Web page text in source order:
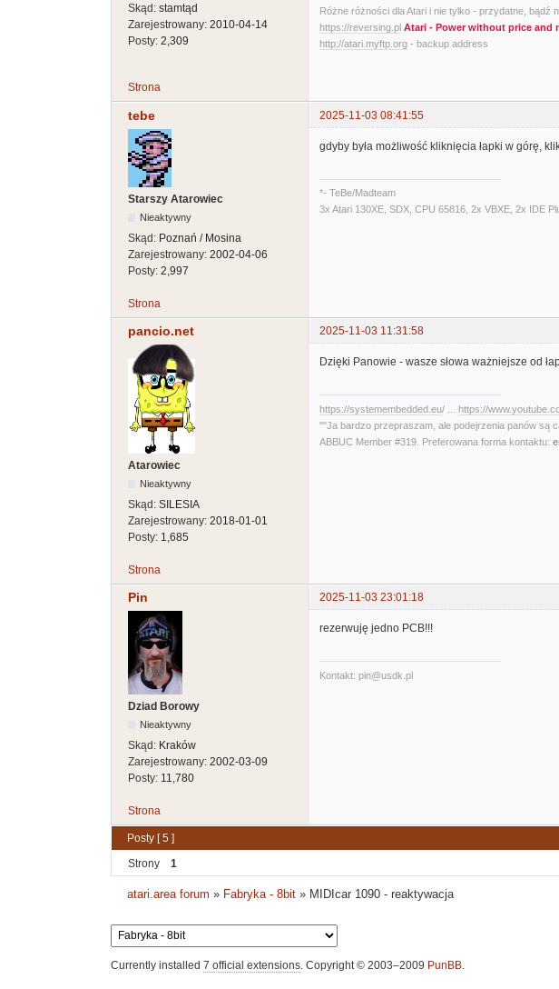
Skąd: stamtąd
Zarejestrowany: 2010-04-14
Posty: 2,309
Różne różności dla Atari i nie tylko - przydatne, bądź
https://reversing.pl Atari - Power without price and
http://atari.myftp.org - backup address
Strona
tebe 2025-11-03 08:41:55
Starszy Atarowiec
Nieaktywny
Skąd: Poznań / Mosina
Zarejestrowany: 2002-04-06
Posty: 2,997
gdyby była możliwość kliknięcia łapki w górę,
*- TeBe/Madteam
3x Atari 130XE, SDX, CPU 65816, 2x VBXE, 2x IDE
Strona
pancio.net 2025-11-03 11:31:58
Atarowiec
Nieaktywny
Skąd: SILESIA
Zarejestrowany: 2018-01-01
Posty: 1,685
Dzięki Panowie - wasze słowa ważniejsze od
https://systemembedded.eu/ ... https://
""Ja bardzo przepraszam, ale podejrzenia panów są
ABBUC Member #319. Preferowana forma kontaktu:
Strona
Pin 2025-11-03 23:01:18
Dziad Borowy
Nieaktywny
Skąd: Kraków
Zarejestrowany: 2002-03-09
Posty: 11,780
rezerwuję jedno PCB!!!
Kontakt: pin@usdk.pl
Strona
Posty [ 5 ]
Strony
1
atari.area forum » Fabryka - 8bit » MIDIcar 1090 - reaktywacja
Currently installed 7 official extensions. Copyright © 2003–2009 PunBB.